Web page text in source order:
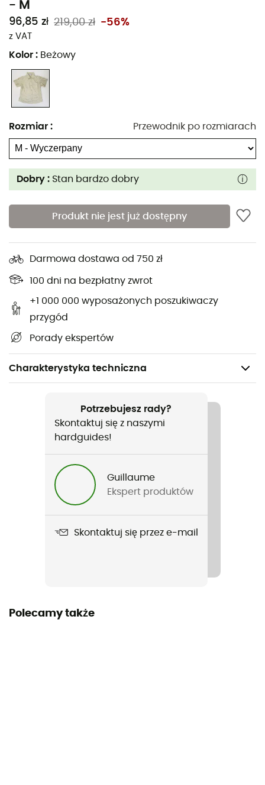
- M
96,85 zł 219,00 zł -56%
z VAT
Kolor : Beżowy
Rozmiar : Przewodnik po rozmiarach
Dobry : Stan bardzo dobry
Produkt nie jest już dostępny
Darmowa dostawa od 750 zł
100 dni na bezpłatny zwrot
+1 000 000 wyposażonych poszukiwaczy
przygód
Porady ekspertów
Charakterystyka techniczna
Stan bardzo dobry
Potrzebujesz rady?
Skontaktuj się z naszymi
hardguides!
Guillaume
Ekspert produktów
Skontaktuj się przez e-mail
Polecamy także